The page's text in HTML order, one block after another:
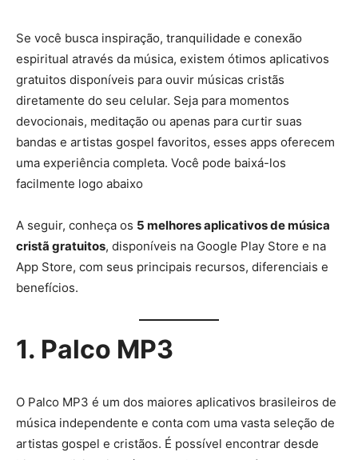
Se você busca inspiração, tranquilidade e conexão
espiritual através da música, existem ótimos aplicativos
gratuitos disponíveis para ouvir músicas cristãs
diretamente do seu celular. Seja para momentos
devocionais, meditação ou apenas para curtir suas
bandas e artistas gospel favoritos, esses apps oferecem
uma experiência completa. Você pode baixá-los
facilmente logo abaixo
A seguir, conheça os 5 melhores aplicativos de música
cristã gratuitos, disponíveis na Google Play Store e na
App Store, com seus principais recursos, diferenciais e
benefícios.
1. Palco MP3
O Palco MP3 é um dos maiores aplicativos brasileiros de
música independente e conta com uma vasta seleção de
artistas gospel e cristãos. É possível encontrar desde